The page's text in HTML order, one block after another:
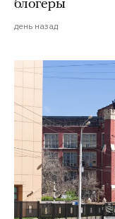
блогеры
день назад